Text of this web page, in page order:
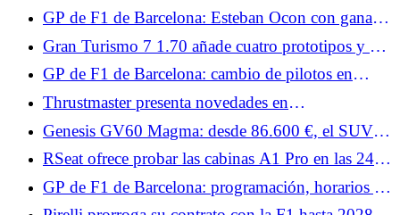
GP de F1 de Barcelona: Esteban Ocon con ganas
de volver a terrenos conocidos
Gran Turismo 7 1.70 añade cuatro prototipos y un
coche de seguridad para las 24 Horas de Le Mans.
GP de F1 de Barcelona: cambio de pilotos en
Williams y Cadillac el viernes
Thrustmaster presenta novedades en
FlightSimExpo 2026.
Genesis GV60 Magma: desde 86.600 €, el SUV
deportivo eléctrico llega a Francia
RSeat ofrece probar las cabinas A1 Pro en las 24
Horas de Le Mans, promos y BDH Active Shifter.
GP de F1 de Barcelona: programación, horarios y
canales de TV para el fin de semana, ¿Kimi